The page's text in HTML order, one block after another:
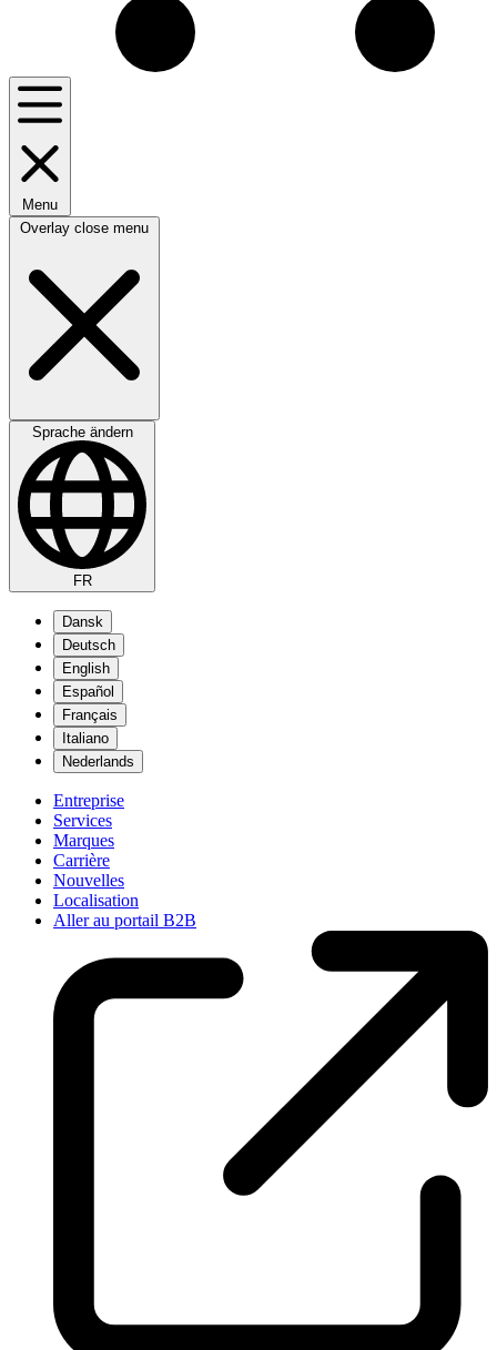
Menu
Overlay close menu
Sprache ändern
FR
Dansk
Deutsch
English
Español
Français
Italiano
Nederlands
Entreprise
Services
Marques
Carrière
Nouvelles
Localisation
Aller au portail B2B